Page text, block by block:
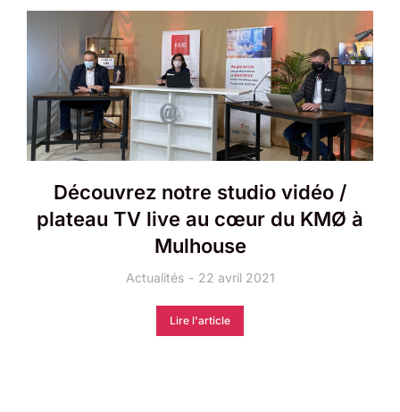
Découvrez notre studio vidéo /
plateau TV live au cœur du KMØ à
Mulhouse
Actualités 22 avril 2021
Lire l'article